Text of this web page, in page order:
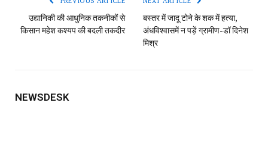
उद्यानिकी की आधुनिक तकनीकों से
किसान महेश कश्यप की बदली तकदीर
बस्तर में जादू टोने के शक में हत्या,
अंधविश्वासमें न पड़ें ग्रामीण-डॉ दिनेश
मिश्र
NEWSDESK